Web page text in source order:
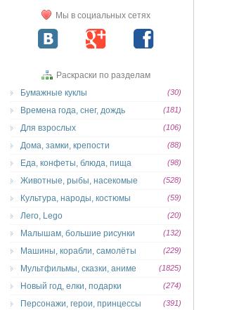
Мы в социальных сетях
Раскраски по разделам
Бумажные куклы
(30)
Времена года, снег, дождь (181)
Для взрослых (106)
Дома, замки, крепости (88)
Еда, конфеты, блюда, пища (98)
Животные, рыбы, насекомые (528)
Культура, народы, костюмы (59)
Лего, Lego (20)
Малышам, большие рисунки (132)
Машины, корабли, самолёты (229)
Мультфильмы, сказки, аниме (1825)
Новый год, елки, подарки (274)
Персонажи, герои, принцессы (391)